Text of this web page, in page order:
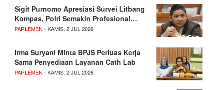
Sigit Purnomo Apresiasi Survei Litbang
Kompas, Polri Semakin Profesional…
PARLEMEN - KAMIS, 2 JUL 2026
Irma Suryani Minta BPJS Perluas Kerja
Sama Penyediaan Layanan Cath Lab
PARLEMEN - KAMIS, 2 JUL 2026